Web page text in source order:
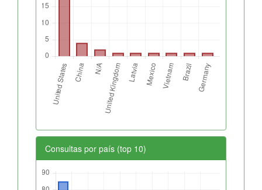
Consultas por país (top 10)